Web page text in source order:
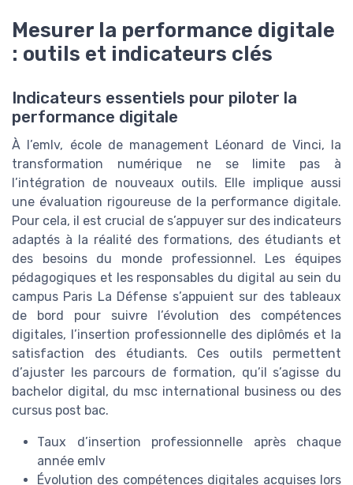
Mesurer la performance digitale
: outils et indicateurs clés
Indicateurs essentiels pour piloter la
performance digitale
À l’emlv, école de management Léonard de Vinci, la
transformation numérique ne se limite pas à
l’intégration de nouveaux outils. Elle implique aussi
une évaluation rigoureuse de la performance digitale.
Pour cela, il est crucial de s’appuyer sur des indicateurs
adaptés à la réalité des formations, des étudiants et
des besoins du monde professionnel. Les équipes
pédagogiques et les responsables du digital au sein du
campus Paris La Défense s’appuient sur des tableaux
de bord pour suivre l’évolution des compétences
digitales, l’insertion professionnelle des diplômés et la
satisfaction des étudiants. Ces outils permettent
d’ajuster les parcours de formation, qu’il s’agisse du
bachelor digital, du msc international business ou des
cursus post bac.
Taux d’insertion professionnelle après chaque
année emlv
Évolution des compétences digitales acquises lors